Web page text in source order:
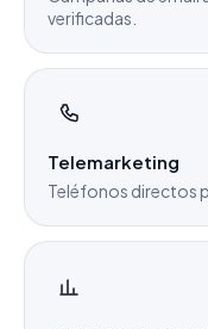
verificadas.
Telemarketing
Teléfonos directos